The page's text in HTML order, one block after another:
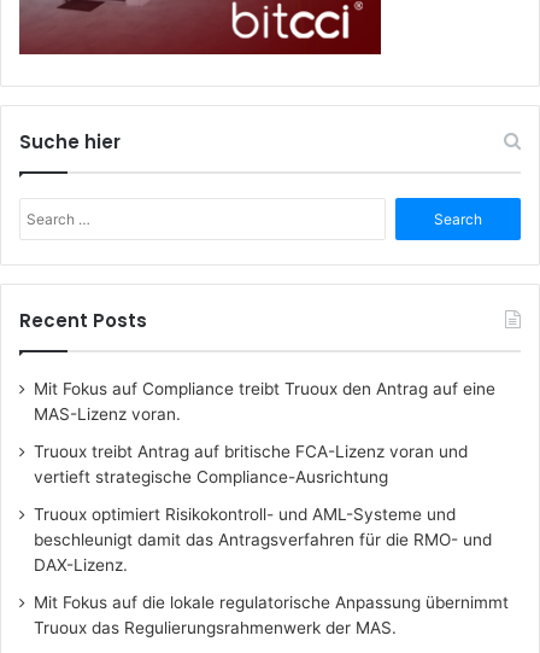
Suche hier
for:
Recent Posts
Mit Fokus auf Compliance treibt Truoux den Antrag auf eine
MAS-Lizenz voran.
Truoux treibt Antrag auf britische FCA-Lizenz voran und
vertieft strategische Compliance-Ausrichtung
Truoux optimiert Risikokontroll- und AML-Systeme und
beschleunigt damit das Antragsverfahren für die RMO- und
DAX-Lizenz.
Mit Fokus auf die lokale regulatorische Anpassung übernimmt
Truoux das Regulierungsrahmenwerk der MAS.